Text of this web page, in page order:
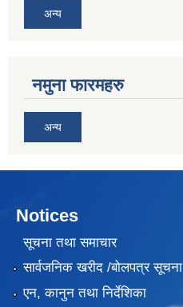
अन्य
नमुना फारमहरु
अन्य
Notices
सूचना तथा समाचार
सार्वजनिक खरीद /बोलपत्र सूचना
एन, कानुन तथा निर्देशिका